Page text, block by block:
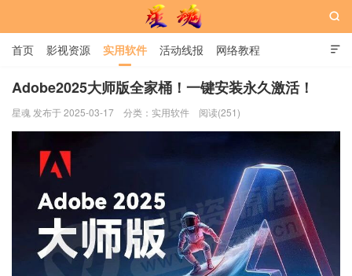
星魂网

首页 影视资源 实用软件 活动线报 网络教程
用户中心 书籍 娱乐

Adobe2025大师版全家桶！一键安装永久激活！
星魂 发布于 2025-03-17 分类： 实用软件 阅读(251)